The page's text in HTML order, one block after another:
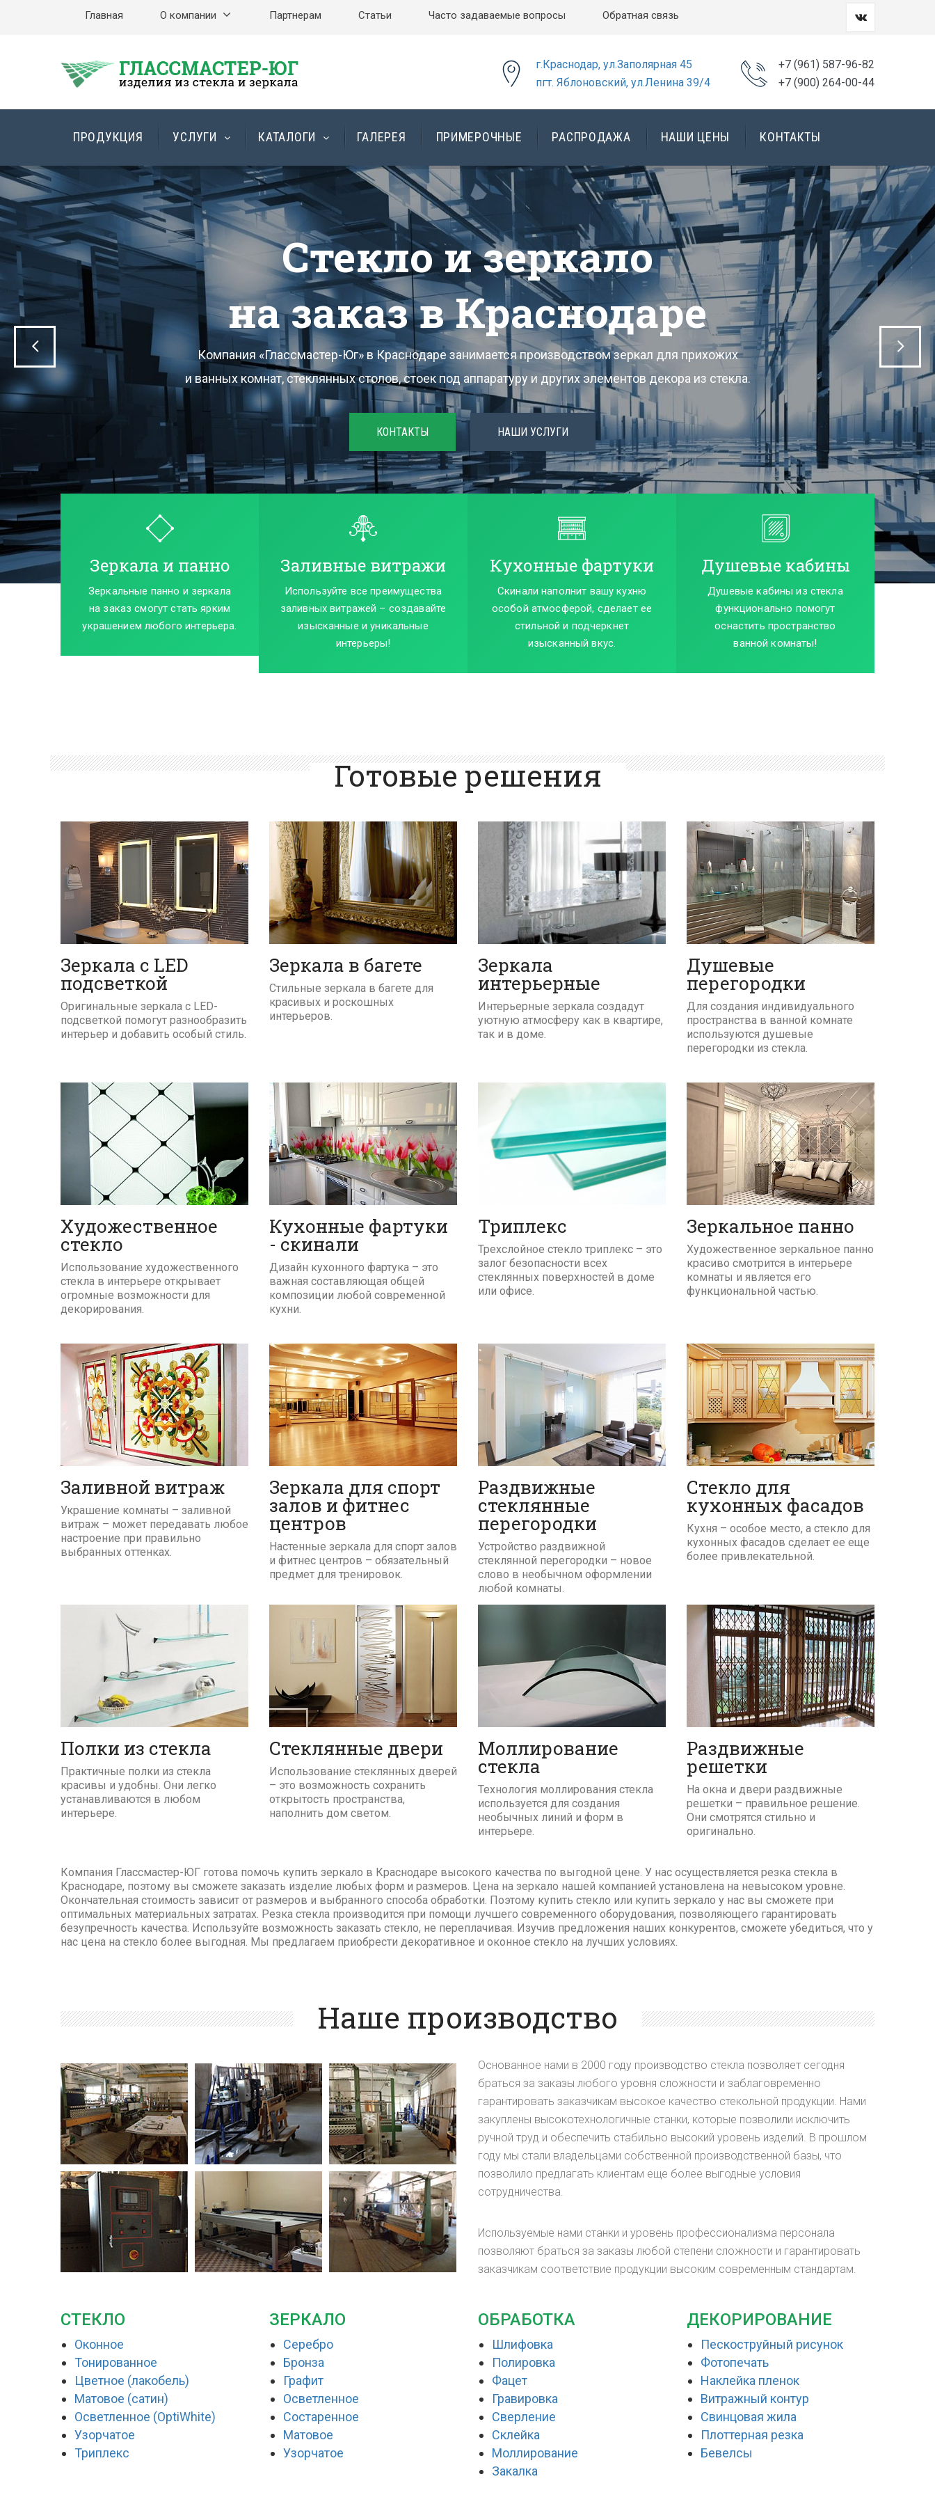
Главная О компании Партнерам Статьи Часто задаваемые вопросы Обратная связь
г.Краснодар, ул.Заполярная 45
пгт. Яблоновский, ул.Ленина 39/4
+7 (961) 587-96-82
+7 (900) 264-00-44
ПРОДУКЦИЯ УСЛУГИ КАТАЛОГИ ГАЛЕРЕЯ ПРИМЕРОЧНЫЕ РАСПРОДАЖА НАШИ ЦЕНЫ КОНТАКТЫ
Заливные витражи
Компания «Глассмастер-Юг» готова предложить широкий
ассортимент заливных витражей
в Краснодаре по выгодным ценам.
ПОДРОБНЕЕ ГАЛЕРЕЯ
Зеркала и панно
Зеркальные панно и зеркала
на заказ смогут стать ярким
украшением любого интерьера.
Заливные витражи
Используйте все преимущества
заливных витражей – создавайте
изысканные и уникальные
интерьеры!
Кухонные фартуки
Скинали наполнит вашу кухню
особой атмосферой, сделает ее
стильной и подчеркнет
изысканный вкус.
Душевые кабины
Душевые кабины из стекла
функционально помогут
оснастить пространство
ванной комнаты!
Готовые решения
ПОДРОБНЕЕ
Зеркала с LED
подсветкой
Оригинальные зеркала с LED-
подсветкой помогут разнообразить
интерьер и добавить особый стиль.
ПОДРОБНЕЕ
Зеркала в багете
Стильные зеркала в багете для
красивых и роскошных
интерьеров.
ПОДРОБНЕЕ
Зеркала
интерьерные
Интерьерные зеркала создадут
уютную атмосферу как в квартире,
так и в доме.
ПОДРОБНЕЕ
Душевые
перегородки
Для создания индивидуального
пространства в ванной комнате
используются душевые
перегородки из стекла.
ПОДРОБНЕЕ
Художественное
стекло
Использование художественного
стекла в интерьере открывает
огромные возможности для
декорирования.
ПОДРОБНЕЕ
Кухонные фартуки
- скинали
Дизайн кухонного фартука – это
важная составляющая общей
композиции любой современной
кухни.
ПОДРОБНЕЕ
Триплекс
Трехслойное стекло триплекс – это
залог безопасности всех
стеклянных поверхностей в доме
или офисе.
ПОДРОБНЕЕ
Зеркальное панно
Художественное зеркальное панно
красиво смотрится в интерьере
комнаты и является его
функциональной частью.
ПОДРОБНЕЕ
Заливной витраж
Украшение комнаты – заливной
витраж – может передавать любое
настроение при правильно
выбранных оттенках.
ПОДРОБНЕЕ
Зеркала для спорт
залов и фитнес
центров
Настенные зеркала для спорт залов
и фитнес центров – обязательный
предмет для тренировок.
ПОДРОБНЕЕ
Раздвижные
стеклянные
перегородки
Устройство раздвижной
стеклянной перегородки – новое
слово в необычном оформлении
любой комнаты.
ПОДРОБНЕЕ
Стекло для
кухонных фасадов
Кухня – особое место, а стекло для
кухонных фасадов сделает ее еще
более привлекательной.
ПОДРОБНЕЕ
Полки из стекла
Практичные полки из стекла
красивы и удобны. Они легко
устанавливаются в любом
интерьере.
ПОДРОБНЕЕ
Стеклянные двери
Использование стеклянных дверей
– это возможность сохранить
открытость пространства,
наполнить дом светом.
ПОДРОБНЕЕ
Моллирование
стекла
Технология моллирования стекла
используется для создания
необычных линий и форм в
интерьере.
ПОДРОБНЕЕ
Раздвижные
решетки
На окна и двери раздвижные
решетки – правильное решение.
Они смотрятся стильно и
оригинально.
Компания Глассмастер-ЮГ готова помочь купить зеркало в Краснодаре высокого качества по выгодной цене. У нас осуществляется резка стекла в
Краснодаре, поэтому вы сможете заказать изделие любых форм и размеров. Цена на зеркало нашей компанией установлена на невысоком уровне.
Окончательная стоимость зависит от размеров и выбранного способа обработки. Поэтому купить стекло или купить зеркало у нас вы сможете при
оптимальных материальных затратах. Резка стекла производится при помощи лучшего современного оборудования, позволяющего гарантировать
безупречность качества. Используйте возможность заказать стекло, не переплачивая. Изучив предложения наших конкурентов, сможете убедиться, что у
нас цена на стекло более выгодная. Мы предлагаем приобрести декоративное и оконное стекло на лучших условиях.
Наше производство
Основанное нами в 2000 году производство стекла позволяет сегодня
браться за заказы любого уровня сложности и заблаговременно
гарантировать заказчикам высокое качество стекольной продукции. Нами
закуплены высокотехнологичные станки, которые позволили исключить
ручной труд и обеспечить стабильно высокий уровень изделий. В прошлом
году мы стали владельцами собственной производственной базы, что
позволило предлагать клиентам еще более выгодные условия
сотрудничества.
Используемые нами станки и уровень профессионализма персонала
позволяют браться за заказы любой степени сложности и гарантировать
заказчикам соответствие продукции высоким современным стандартам.
СТЕКЛО
Оконное
Тонированное
Цветное (лакобель)
Матовое (сатин)
Осветленное (OptiWhite)
Узорчатое
Триплекс
ЗЕРКАЛО
Серебро
Бронза
Графит
Осветленное
Состаренное
Матовое
Узорчатое
ОБРАБОТКА
Шлифовка
Полировка
Фацет
Гравировка
Сверление
Склейка
Моллирование
Закалка
ДЕКОРИРОВАНИЕ
Пескоструйный рисунок
Фотопечать
Наклейка пленок
Витражный контур
Свинцовая жила
Плоттерная резка
Бевелсы